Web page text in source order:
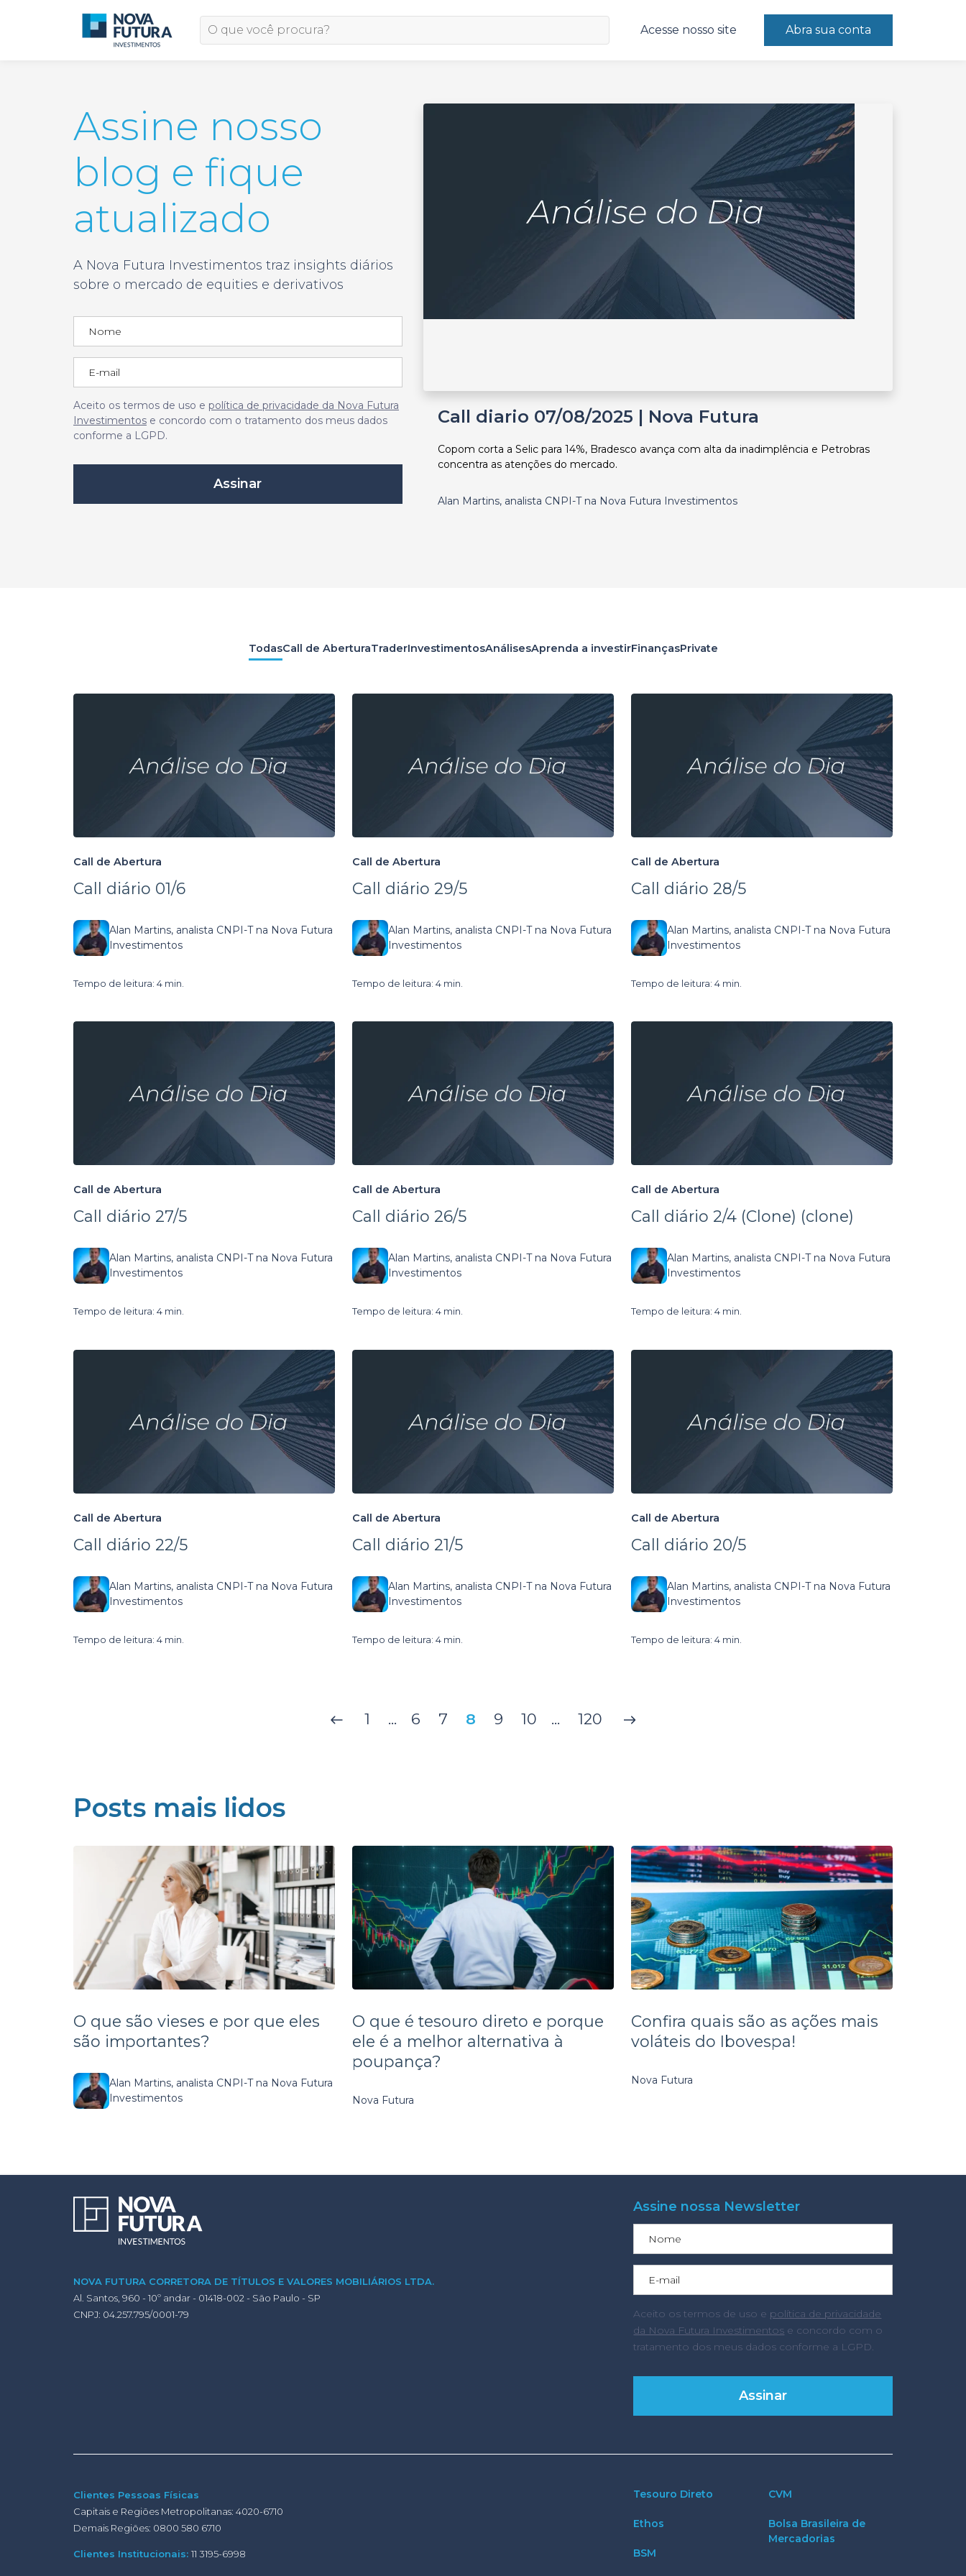
Acesse nosso site Abra sua conta
Assine nosso
blog e fique
atualizado
A Nova Futura Investimentos traz insights diários
sobre o mercado de equities e derivativos
Aceito os termos de uso e política de privacidade da Nova Futura
Investimentos e concordo com o tratamento dos meus dados
conforme a LGPD.
Call diario 07/08/2025 | Nova Futura
Copom corta a Selic para 14%, Bradesco avança com alta da inadimplência e Petrobras
concentra as atenções do mercado.
Alan Martins, analista CNPI-T na Nova Futura Investimentos
TodasCall de AberturaTraderInvestimentosAnálisesAprenda a investirFinançasPrivate
Call de Abertura
Call diário 01/6
Alan Martins, analista CNPI-T na Nova Futura
Investimentos
Tempo de leitura: 4 min.
Call de Abertura
Call diário 29/5
Alan Martins, analista CNPI-T na Nova Futura
Investimentos
Tempo de leitura: 4 min.
Call de Abertura
Call diário 28/5
Alan Martins, analista CNPI-T na Nova Futura
Investimentos
Tempo de leitura: 4 min.
Call de Abertura
Call diário 27/5
Alan Martins, analista CNPI-T na Nova Futura
Investimentos
Tempo de leitura: 4 min.
Call de Abertura
Call diário 26/5
Alan Martins, analista CNPI-T na Nova Futura
Investimentos
Tempo de leitura: 4 min.
Call de Abertura
Call diário 2/4 (Clone) (clone)
Alan Martins, analista CNPI-T na Nova Futura
Investimentos
Tempo de leitura: 4 min.
Call de Abertura
Call diário 22/5
Alan Martins, analista CNPI-T na Nova Futura
Investimentos
Tempo de leitura: 4 min.
Call de Abertura
Call diário 21/5
Alan Martins, analista CNPI-T na Nova Futura
Investimentos
Tempo de leitura: 4 min.
Call de Abertura
Call diário 20/5
Alan Martins, analista CNPI-T na Nova Futura
Investimentos
Tempo de leitura: 4 min.
1 ... 6 7 8 9 10 ... 120
Posts mais lidos
O que são vieses e por que eles
são importantes?
Alan Martins, analista CNPI-T na Nova Futura
Investimentos
O que é tesouro direto e porque
ele é a melhor alternativa à
poupança?
Nova Futura
Confira quais são as ações mais
voláteis do Ibovespa!
Nova Futura
NOVA FUTURA CORRETORA DE TÍTULOS E VALORES MOBILIÁRIOS LTDA.
Al. Santos, 960 - 10º andar - 01418-002 - São Paulo - SP
CNPJ: 04.257.795/0001-79
Assine nossa Newsletter
Aceito os termos de uso e política de privacidade
da Nova Futura Investimentos e concordo com o
tratamento dos meus dados conforme a LGPD.
Clientes Pessoas Físicas
Capitais e Regiões Metropolitanas: 4020-6710
Demais Regiões: 0800 580 6710
Clientes Institucionais: 11 3195-6998
Tesouro Direto
Ethos
BSM
CVM
Bolsa Brasileira de
Mercadorias